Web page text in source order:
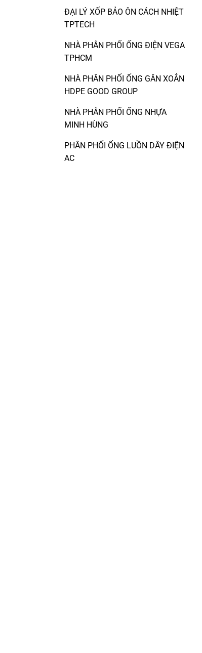
ĐẠI LÝ XỐP BẢO ÔN CÁCH NHIỆT
TPTECH
NHÀ PHÂN PHỐI ỐNG ĐIỆN VEGA
TPHCM
NHÀ PHÂN PHỐI ỐNG GÂN XOẮN
HDPE GOOD GROUP
NHÀ PHÂN PHỐI ỐNG NHỰA
MINH HÙNG
PHÂN PHỐI ỐNG LUỒN DÂY ĐIỆN
AC